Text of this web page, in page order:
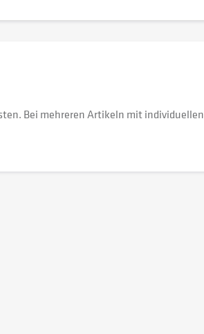
Bei mehreren Artikeln mit individuellen